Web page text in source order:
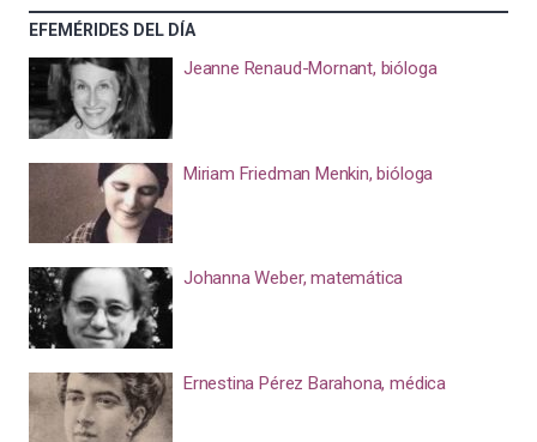
EFEMÉRIDES DEL DÍA
Jeanne Renaud-Mornant, bióloga
Miriam Friedman Menkin, bióloga
Johanna Weber, matemática
Ernestina Pérez Barahona, médica